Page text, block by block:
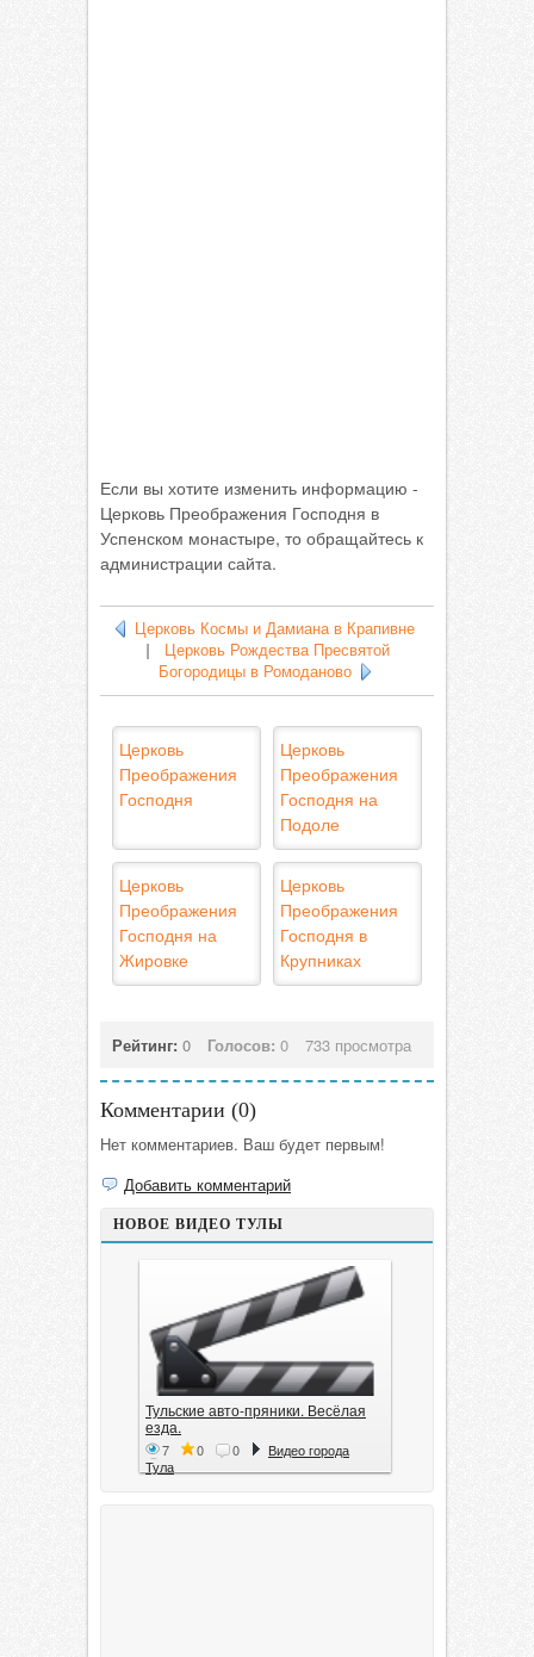
Если вы хотите изменить информацию -
Церковь Преображения Господня в
Успенском монастыре, то обращайтесь к
администрации сайта.
Церковь Космы и Дамиана в Крапивне
Церковь Рождества Пресвятой
Богородицы в Ромоданово
Церковь
Преображения
Господня
Церковь
Преображения
Господня на
Подоле
Церковь
Преображения
Господня на
Жировке
Церковь
Преображения
Господня в
Крупниках
Рейтинг: 0 Голосов: 0 733 просмотра
Комментарии (0)
Нет комментариев. Ваш будет первым!
Добавить комментарий
НОВОЕ ВИДЕО ТУЛЫ
Тульские авто-пряники. Весёлая
езда.
7 0 0
Видео города
Тула